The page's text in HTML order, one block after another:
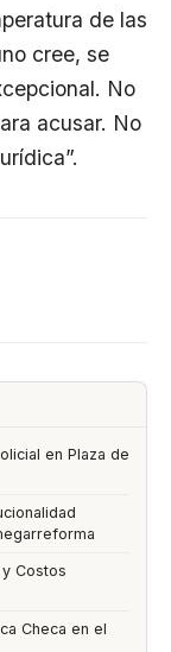
de las
cree, se
No
acusar. No
en Plaza de
Costos
Checa en el